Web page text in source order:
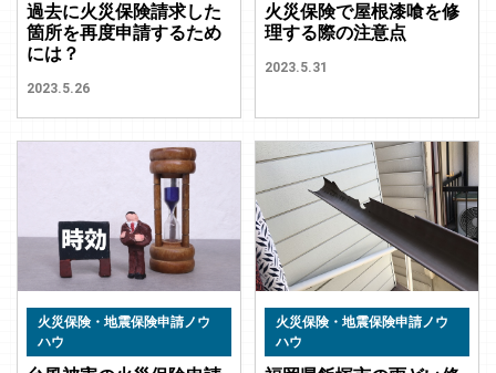
過去に火災保険請求した
箇所を再度申請するため
には？
2023.5.26
火災保険で屋根漆喰を修
理する際の注意点
2023.5.31
火災保険・地震保険申請ノウ
ハウ
火災保険・地震保険申請ノウ
ハウ